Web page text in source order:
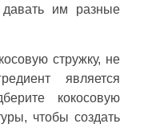
давать им разные
стружку, не
является
кокосовую
чтобы создать